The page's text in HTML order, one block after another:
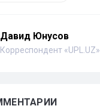
Давид Юнусов
Корреспондент «UPL.UZ»